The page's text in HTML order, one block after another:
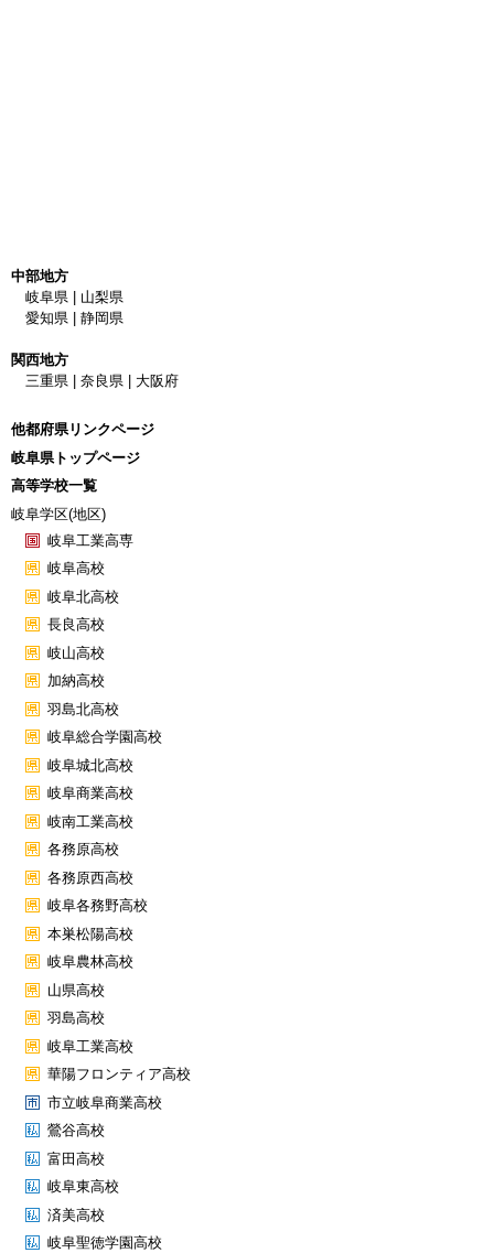
中部地方
岐阜県 | 山梨県
愛知県 | 静岡県
関西地方
三重県 | 奈良県 | 大阪府
他都府県リンクページ
岐阜県トップページ
高等学校一覧
岐阜学区(地区)
岐阜工業高専
岐阜高校
岐阜北高校
長良高校
岐山高校
加納高校
羽島北高校
岐阜総合学園高校
岐阜城北高校
岐阜商業高校
岐南工業高校
各務原高校
各務原西高校
岐阜各務野高校
本巣松陽高校
岐阜農林高校
山県高校
羽島高校
岐阜工業高校
華陽フロンティア高校
市立岐阜商業高校
鶯谷高校
富田高校
岐阜東高校
済美高校
岐阜聖徳学園高校